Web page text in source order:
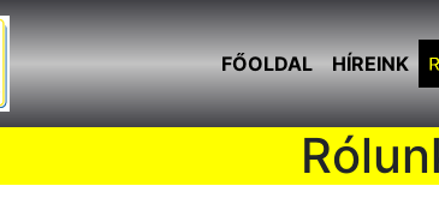
FŐOLDAL HÍREINK